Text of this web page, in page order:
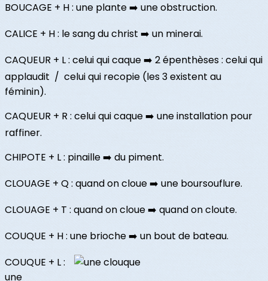
BOUCAGE + H : une plante ➡️ une obstruction.
CALICE + H : le sang du christ ➡️ un minerai.
CAQUEUR + L : celui qui caque ➡️ 2 épenthèses : celui qui
applaudit / celui qui recopie (les 3 existent au
féminin).
CAQUEUR + R : celui qui caque ➡️ une installation pour
raffiner.
CHIPOTE + L : pinaille ➡️ du piment.
CLOUAGE + Q : quand on cloue ➡️ une boursouflure.
CLOUAGE + T : quand on cloue ➡️ quand on cloute.
COUQUE + H : une brioche ➡️ un bout de bateau.
COUQUE + L :
une